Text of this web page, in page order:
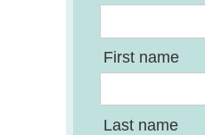
First name
Last name